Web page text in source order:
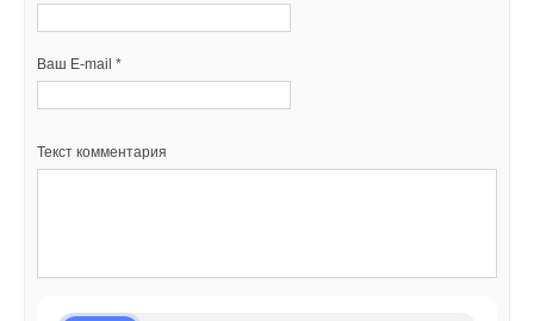
Ваш E-mail *
Текст комментария